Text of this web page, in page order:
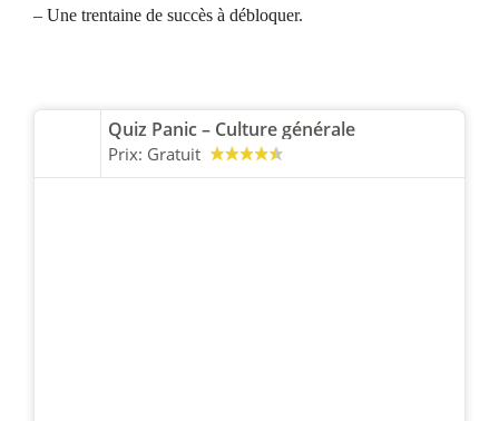
– Une trentaine de succès à débloquer.
Quiz Panic – Culture générale
Prix: Gratuit